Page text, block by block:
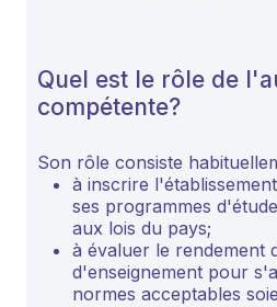
Quel est le rôle de
compétente?
Son rôle consiste
à inscrire
ses programmes
aux lois du pays;
à évaluer le rendement
d'enseignement pour
normes acceptables